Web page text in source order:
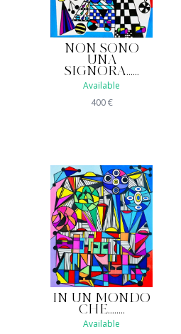
NON SONO
UNA
SIGNORA......
Available
400€
IN UN MONDO
CHE........
Available